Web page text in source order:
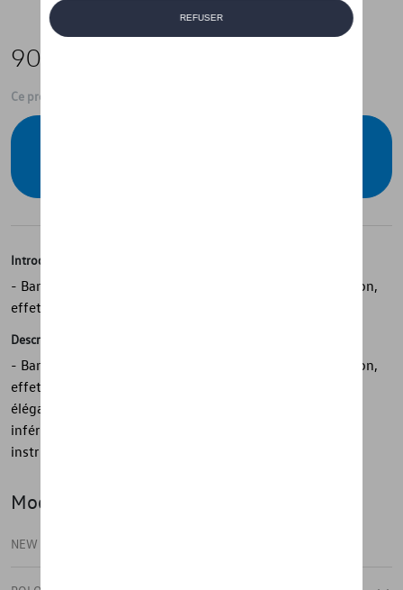
90,00 €
Ce produit n'est actuellement pas de stock
Introduction
- Bande de protection Volkswagen d'origine pour le hayon,
effet chromé
Description
- Bande de protection Volkswagen d'origine pour le hayon,
effet chromé - Donne au véhicule un aspect raffiné et
élégant - Se fixe rapidement et facilement sur le bord
inférieur du hayon - Sert de protection des bords - Avec
instructions de montage détaillées
Modèle(s)
NEW POLO